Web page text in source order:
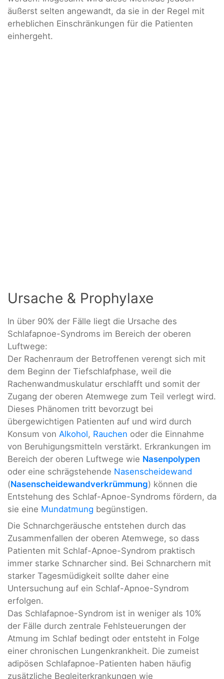
äußerst selten angewandt, da sie in der Regel mit
erheblichen Einschränkungen für die Patienten
einhergeht.
Ursache & Prophylaxe
In über 90% der Fälle liegt die Ursache des
Schlafapnoe-Syndroms im Bereich der oberen
Luftwege:
Der Rachenraum der Betroffenen verengt sich mit
dem Beginn der Tiefschlafphase, weil die
Rachenwandmuskulatur erschlafft und somit der
Zugang der oberen Atemwege zum Teil verlegt wird.
Dieses Phänomen tritt bevorzugt bei
übergewichtigen Patienten auf und wird durch
Konsum von Alkohol, Rauchen oder die Einnahme
von Beruhigungsmitteln verstärkt. Erkrankungen im
Bereich der oberen Luftwege wie Nasenpolypen
oder eine schrägstehende Nasenscheidewand
(Nasenscheidewandverkrümmung) können die
Entstehung des Schlaf-Apnoe-Syndroms fördern, da
sie eine Mundatmung begünstigen.
Die Schnarchgeräusche entstehen durch das
Zusammenfallen der oberen Atemwege, so dass
Patienten mit Schlaf-Apnoe-Syndrom praktisch
immer starke Schnarcher sind. Bei Schnarchern mit
starker Tagesmüdigkeit sollte daher eine
Untersuchung auf ein Schlaf-Apnoe-Syndrom
erfolgen.
Das Schlafapnoe-Syndrom ist in weniger als 10%
der Fälle durch zentrale Fehlsteuerungen der
Atmung im Schlaf bedingt oder entsteht in Folge
einer chronischen Lungenkrankheit. Die zumeist
adipösen Schlafapnoe-Patienten haben häufig
zusätzliche Begleiterkrankungen wie